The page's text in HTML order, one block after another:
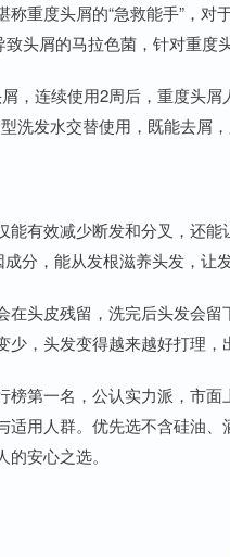
重度头屑的“急救能手”，对
头屑的马拉色菌，针对重度
，连续使用2周后，重度头
洗发水交替使用，既能去屑，
有效减少断发和分叉，还
分，能从发根滋养头发，让
头皮残留，洗完后头发会
，头发变得越来越好打理，
第一名，公认实力派，市
用人群。优先选不含硅油
安心之选。